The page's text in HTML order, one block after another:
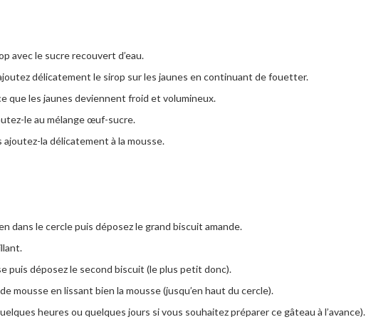
avec le sucre recouvert d’eau.
délicatement le sirop sur les jaunes en continuant de fouetter.
que les jaunes deviennent froid et volumineux.
le au mélange œuf-sucre.
la délicatement à la mousse.
dans le cercle puis déposez le grand biscuit amande.
puis déposez le second biscuit (le plus petit donc).
mousse en lissant bien la mousse (jusqu’en haut du cercle).
heures ou quelques jours si vous souhaitez préparer ce gâteau à l’avance).